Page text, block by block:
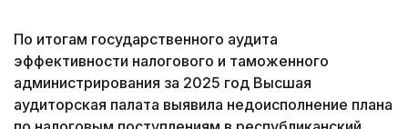
По итогам государственного аудита
эффективности налогового и таможенного
администрирования за 2025 год Высшая
аудиторская палата выявила недоисполнение плана